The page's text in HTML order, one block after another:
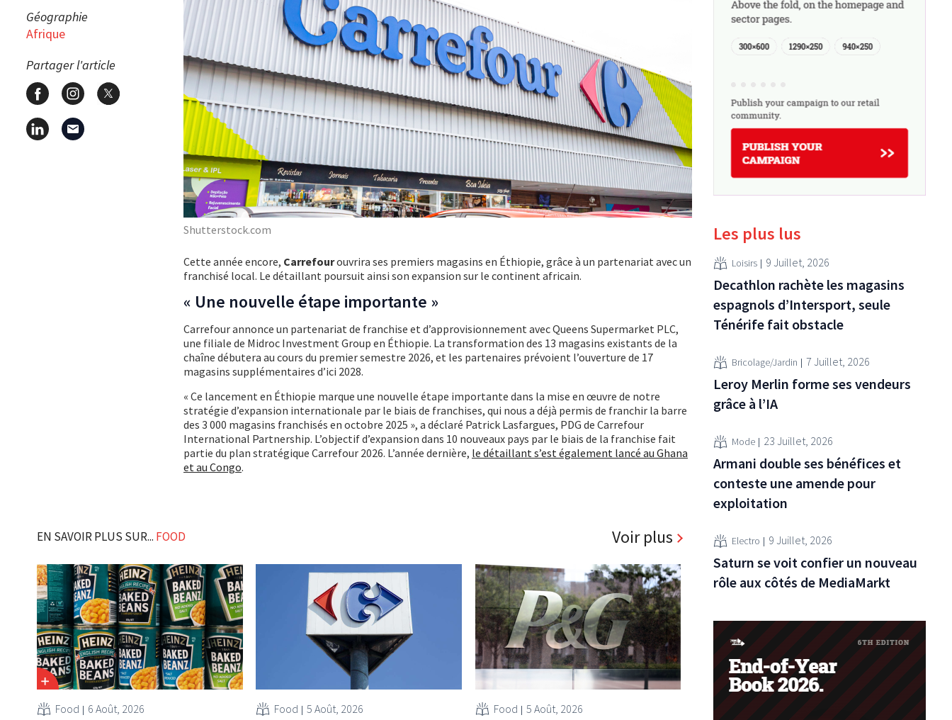
Géographie
Afrique
Partager l'article
Shutterstock.com
Cette année encore, Carrefourouvrira ses premiers magasins en Éthiopie, grâce à un partenariat avec un
franchisé local. Le détaillant poursuit ainsi son expansion sur le continent africain.
« Une nouvelle étape importante »
Carrefour annonce un partenariat de franchise et d’approvisionnement avec Queens Supermarket PLC,
une filiale de Midroc Investment Group en Éthiopie. La transformation des 13 magasins existants de la
chaîne débutera au cours du premier semestre 2026, et les partenaires prévoient l’ouverture de 17
magasins supplémentaires d’ici 2028.
« Ce lancement en Éthiopie marque une nouvelle étape importante dans la mise en œuvre de notre
stratégie d’expansion internationale par le biais de franchises, qui nous a déjà permis de franchir la barre
des 3 000 magasins franchisés en octobre 2025 », a déclaré Patrick Lasfargues, PDG de Carrefour
International Partnership. L’objectif d’expansion dans 10 nouveaux pays par le biais de la franchise fait
partie du plan stratégique Carrefour 2026. L’année dernière, le détaillant s’est également lancé au Ghana
et au Congo.
EN SAVOIR PLUS SUR... FOOD Voir plus
Food 6 Août, 2026 Food 5 Août, 2026 Food 5 Août, 2026
Les plus lus
Loisirs 9 Juillet, 2026
Decathlon rachète les magasins
espagnols d’Intersport, seule
Ténérife fait obstacle
Bricolage/Jardin 7 Juillet, 2026
Leroy Merlin forme ses vendeurs
grâce à l’IA
Mode 23 Juillet, 2026
Armani double ses bénéfices et
conteste une amende pour
exploitation
Electro 9 Juillet, 2026
Saturn se voit confier un nouveau
rôle aux côtés de MediaMarkt